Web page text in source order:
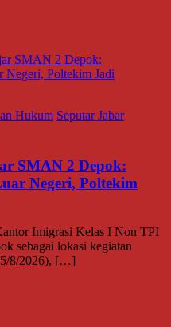
Hukum Seputar Jabar
SMAN 2 Depok:
Negeri, Poltekim
Imigrasi Kelas I Non TPI
sebagai lokasi kegiatan
8/2026), […]